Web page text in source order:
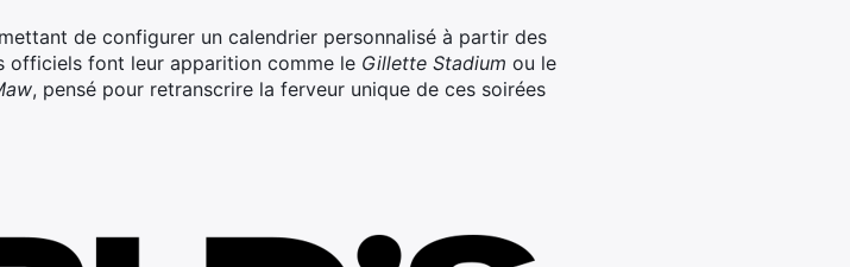
de configurer un calendrier personnalisé à partir des
officiels font leur apparition comme le Gillette Stadium ou le
, pensé pour retranscrire la ferveur unique de ces soirées